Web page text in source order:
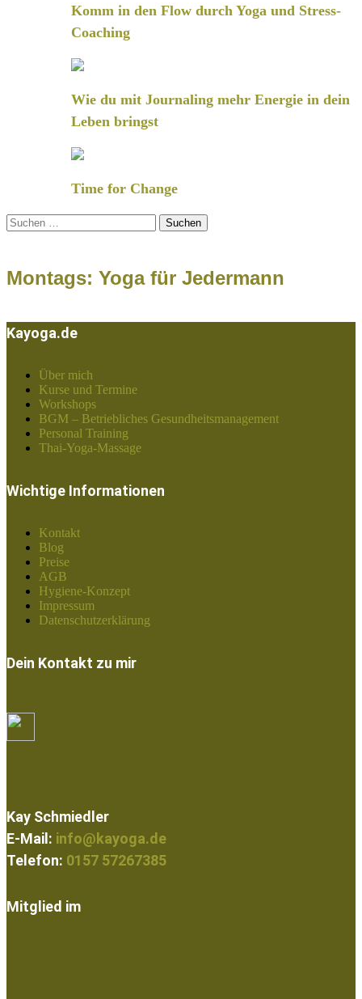
Komm in den Flow durch Yoga und Stress-
Coaching
Wie du mit Journaling mehr Energie in dein
Leben bringst
Time for Change
Suchen
nach:
Montags: Yoga für Jedermann
Kayoga.de
Über mich
Kurse und Termine
Workshops
BGM – Betriebliches Gesundheitsmanagement
Personal Training
Thai-Yoga-Massage
Wichtige Informationen
Kontakt
Blog
Preise
AGB
Hygiene-Konzept
Impressum
Datenschutzerklärung
Dein Kontakt zu mir
Kay Schmiedler
E-Mail: info@kayoga.de
Telefon: 0157 57267385
Mitglied im